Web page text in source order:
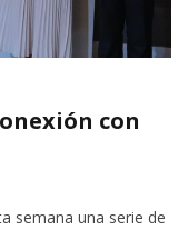
con
semana una serie de